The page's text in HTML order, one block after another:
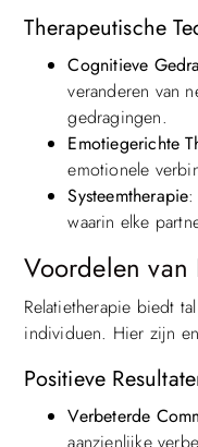
Therapeutische
Cognitieve
veranderen van
gedragingen.
Emotiegerichte
emotionele
Systeemtherapie:
waarin elke
Voordelen van
Relatietherapie biedt
individuen. Hier zijn
Positieve
Verbeterde